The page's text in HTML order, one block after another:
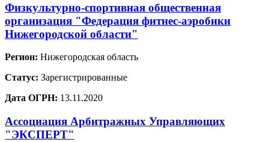
Физкультурно-спортивная общественная
организация "Федерация фитнес-аэробики
Нижегородской области"
Регион: Нижегородская область
Статус: Зарегистрированные
Дата ОГРН: 13.11.2020
Ассоциация Арбитражных Управляющих
"ЭКСПЕРТ"